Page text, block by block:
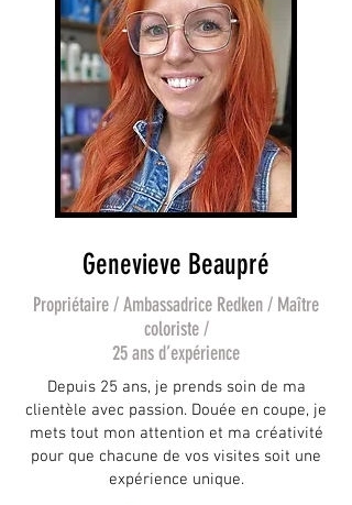
Genevieve Beaupré
Propriétaire / Ambassadrice Redken / Maître
coloriste /
25 ans d’expérience
Depuis 25 ans, je prends soin de ma
clientèle avec passion. Douée en coupe, je
mets tout mon attention et ma créativité
pour que chacune de vos visites soit une
expérience unique.